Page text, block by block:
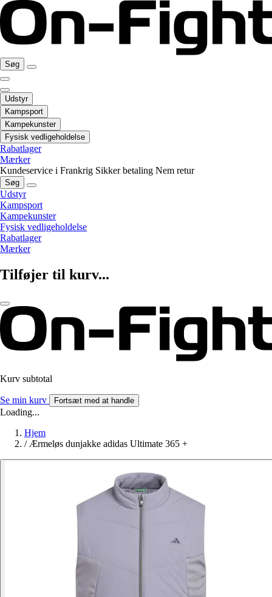
Søg
Udstyr
Kampsport
Kampekunster
Fysisk vedligeholdelse
Rabatlager
Mærker
Kundeservice i Frankrig Sikker betaling Nem retur
Søg
Udstyr
Kampsport
Kampekunster
Fysisk vedligeholdelse
Rabatlager
Mærker
Tilføjer til kurv...
Kurv subtotal
Se min kurv Fortsæt med at handle
Loading...
Hjem
/ Ærmeløs dunjakke adidas Ultimate 365 +